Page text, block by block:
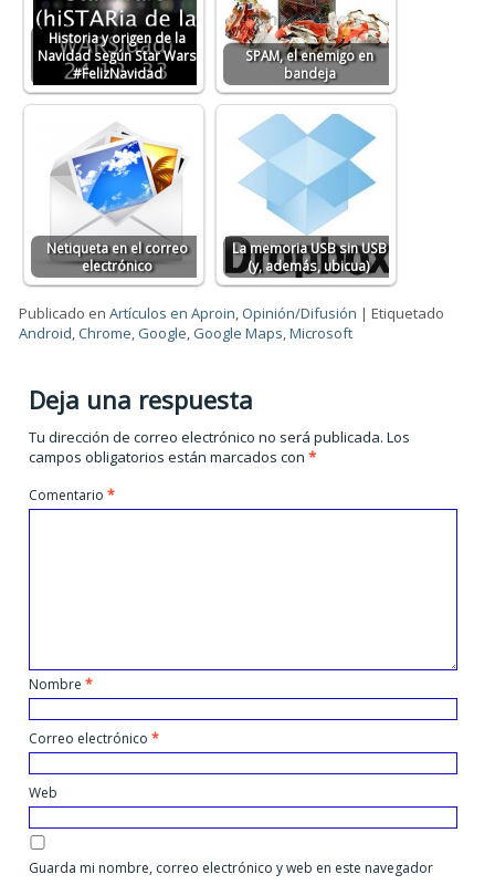
Historia y origen de la
Navidad según Star Wars
#FelizNavidad
SPAM, el enemigo en
bandeja
Netiqueta en el correo
electrónico
La memoria USB sin USB
(y, además, ubicua)
Publicado en Artículos en Aproin, Opinión/Difusión |Etiquetado
Android,Chrome, Google, Google Maps,Microsoft
Deja una respuesta
Tu dirección de correo electrónico no será publicada. Los
campos obligatorios están marcados con*
Comentario*
Nombre*
Correo electrónico*
Web
Guarda mi nombre, correo electrónico y web en este navegador